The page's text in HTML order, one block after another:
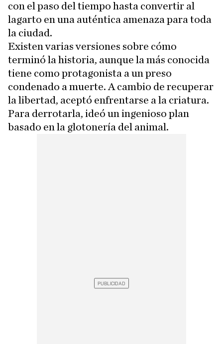
con el paso del tiempo hasta convertir al
lagarto en una auténtica amenaza para toda
la ciudad.
Existen varias versiones sobre cómo
terminó la historia, aunque la más conocida
tiene como protagonista a un preso
condenado a muerte. A cambio de recuperar
la libertad, aceptó enfrentarse a la criatura.
Para derrotarla, ideó un ingenioso plan
basado en la glotonería del animal.